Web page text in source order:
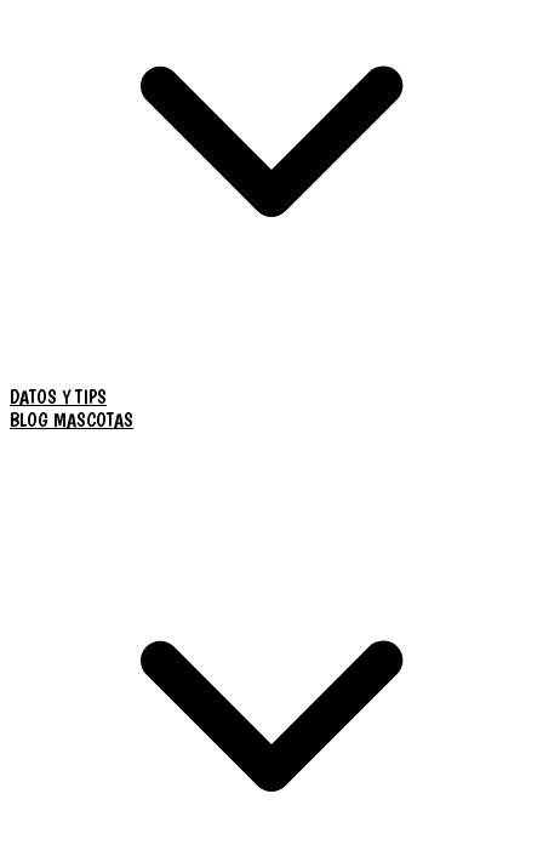
DATOS Y TIPS
BLOG MASCOTAS